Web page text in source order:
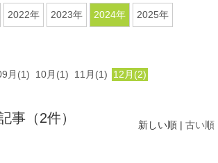
企業情報
FAQ
Japan
2022年 2023年 2024年 2025年
月(1) 10月(1) 11月(1) 12月(2)
事（2件） 新しい順 | 古い順